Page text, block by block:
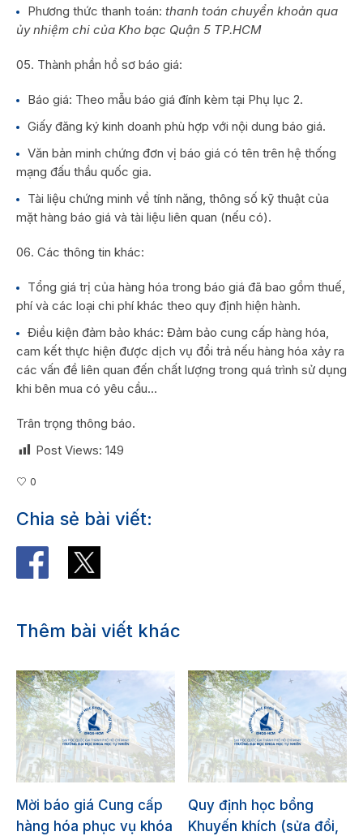
Phương thức thanh toán: thanh toán chuyển khoản qua
ủy nhiệm chi của Kho bạc Quận 5 TP.HCM
Thành phần hồ sơ báo giá:
Báo giá: Theo mẫu báo giá đính kèm tại Phụ lục 2.
Giấy đăng ký kinh doanh phù hợp với nội dung báo giá.
Văn bản minh chứng đơn vị báo giá có tên trên hệ thống
mạng đấu thầu quốc gia.
Tài liệu chứng minh về tính năng, thông số kỹ thuật của
mặt hàng báo giá và tài liệu liên quan (nếu có).
Các thông tin khác:
Tổng giá trị của hàng hóa trong báo giá đã bao gồm thuế,
phí và các loại chi phí khác theo quy định hiện hành.
Điều kiện đảm bảo khác: Đảm bảo cung cấp hàng hóa,
cam kết thực hiện được dịch vụ đổi trả nếu hàng hóa xảy ra
các vấn đề liên quan đến chất lượng trong quá trình sử dụng
khi bên mua có yêu cầu…
Trân trọng thông báo.
Post Views: 149
0
Chia sẻ bài viết:
Thêm bài viết khác
Mời báo giá Cung cấp
hàng hóa phục vụ khóa
Quy định học bổng
Khuyến khích (sửa đổi,